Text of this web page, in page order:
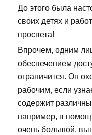
До этого была
своих детях и
просвета!
Впрочем, одним
обеспечением
ограничится. Он
рабочим, если
содержит
например, в
очень большой,